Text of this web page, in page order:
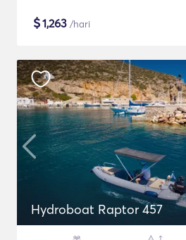
$1,263 /hari
Hydroboat Raptor 457